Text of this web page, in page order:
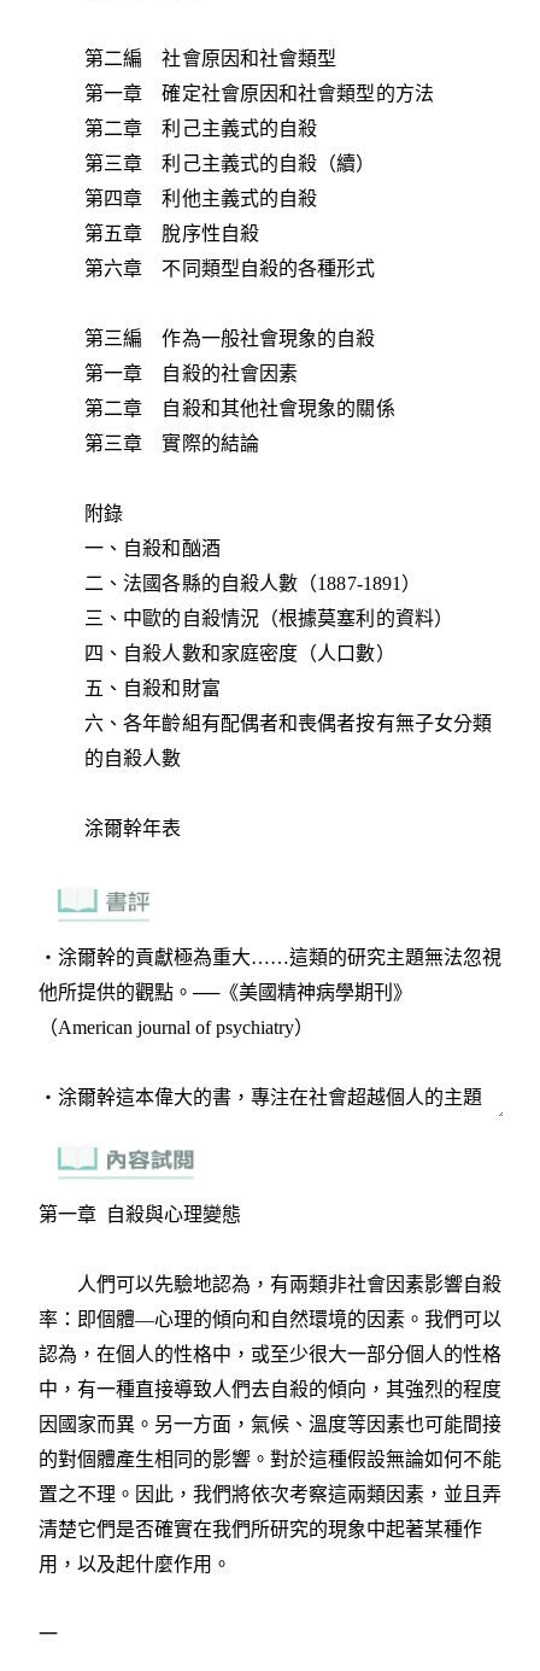
第二編 社會原因和社會類型
第一章 確定社會原因和社會類型的方法
第二章 利己主義式的自殺
第三章 利己主義式的自殺（續）
第四章 利他主義式的自殺
第五章 脫序性自殺
第六章 不同類型自殺的各種形式
第三編 作為一般社會現象的自殺
第一章 自殺的社會因素
第二章 自殺和其他社會現象的關係
第三章 實際的結論
附錄
一、自殺和酗酒
二、法國各縣的自殺人數（1887-1891）
三、中歐的自殺情況（根據莫塞利的資料）
四、自殺人數和家庭密度（人口數）
五、自殺和財富
六、各年齡組有配偶者和喪偶者按有無子女分類
的自殺人數
涂爾幹年表